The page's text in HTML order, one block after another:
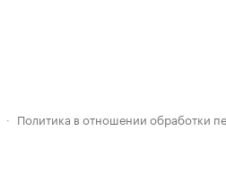
· Политика в отношении обработки